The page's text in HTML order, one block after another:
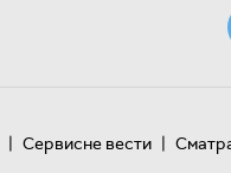
| Сервисне вести |